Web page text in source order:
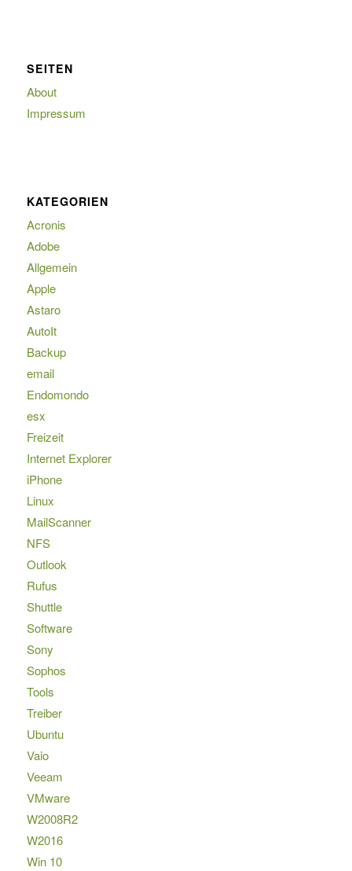
SEITEN
About
Impressum
KATEGORIEN
Acronis
Adobe
Allgemein
Apple
Astaro
AutoIt
Backup
email
Endomondo
esx
Freizeit
Internet Explorer
iPhone
Linux
MailScanner
NFS
Outlook
Rufus
Shuttle
Software
Sony
Sophos
Tools
Treiber
Ubuntu
Vaio
Veeam
VMware
W2008R2
W2016
Win 10